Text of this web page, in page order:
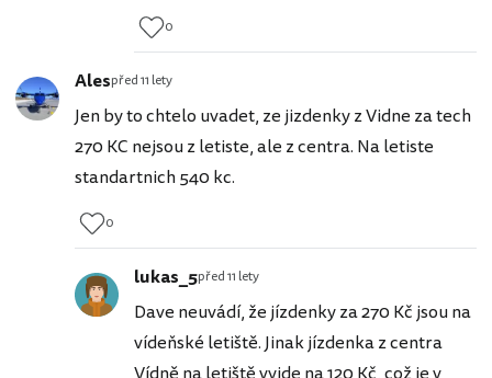
0
Alespřed 11 lety
Jen by to chtelo uvadet, ze jizdenky z Vidne za tech
270 KC nejsou z letiste, ale z centra. Na letiste
standartnich 540 kc.
0
lukas_5před 11 lety
Dave neuvádí, že jízdenky za 270 Kč jsou na
vídeňské letiště. Jinak jízdenka z centra